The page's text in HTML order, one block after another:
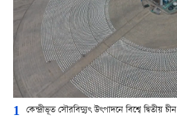
1 কেন্দ্রীভূত সৌরবিদ্যুৎ উৎপাদনে বিশ্বে দ্বিতীয় চীন